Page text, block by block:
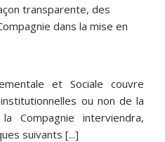
transparente, des
dans la mise en
et Sociale couvre
ou non de la
Compagnie interviendra,
suivants [...]